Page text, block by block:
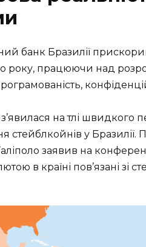
банк Бразилії
року, працюючи над
з’явилася на тлі
стейблкойнів у Бразилії.
заявив на
в країні пов’язані зі